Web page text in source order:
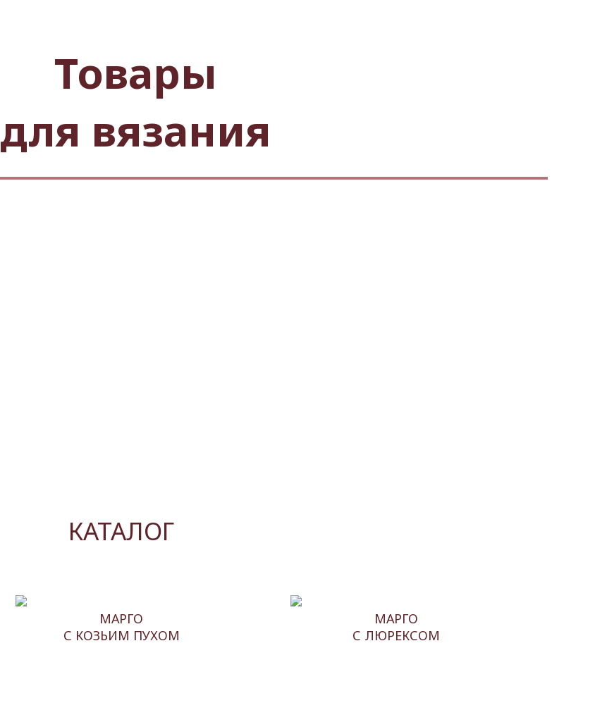
Товары
для вязания
КАТАЛОГ
МАРГО
С КОЗЬИМ ПУХОМ
МАРГО
С ЛЮРЕКСОМ